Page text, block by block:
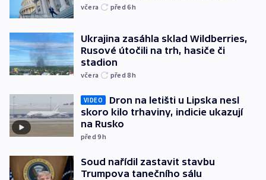
včera před 6h
Ukrajina zasáhla sklad Wildberries,
Rusové útočili na trh, hasiče či
stadion
včera před 8h
VIDEO
Dron na letišti u Lipska nesl
skoro kilo trhaviny, indicie ukazují
na Rusko
před 9h
Soud nařídil zastavit stavbu
Trumpova tanečního sálu